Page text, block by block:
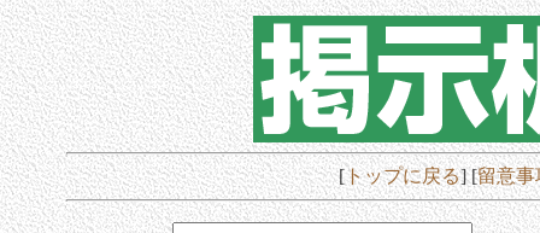
[トップに戻る] [留意事